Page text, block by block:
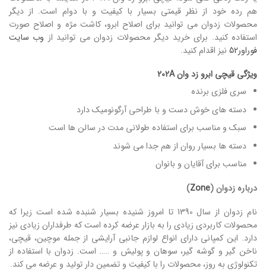
هم رده خود از نظر قیمتی بسیار با کیفیت و با دوام است. از دیگر
محصولات زدوان می توانید برای اصلاح ابرو، کاشت مژه و اصلاح صورت
استفاده کنید. برای خرید دیگر محصولات زدوان می توانید از وب سایت
فوراور52
نیز اقدام کنید.
ویژگی قیچی ابرو زد وان 202A
سری فلزی برنده
دسته های خوش دست و با طراحی آرگونومیک دارد
سبک و مناسب برای استفاده طولانی مدت در سالن ها است
دسته ها بسیار روان از هم جدا می شوند
مناسب برای آقایان و بانوان
درباره زدوان(
Zone
)
نام زدوان از سال 1390 تا امروز شنیده بسیار شنبده شده است زیرا که
محصولات کاربردی زیادی را به بازار عرضه کرده است که طرفداران زیادی نیز
دارد. این کمپانی دارای انواع لوازم جانبی آرایشی از جمله موچین، قیچی،
ناخن گیر و گوشه گیر، سوهان و پولیش و ….. است. زدوان با استفاده از
تکنولوژی به روز، محصولات را با کیفیت و تضمین دار تولید و عرضه می کند.